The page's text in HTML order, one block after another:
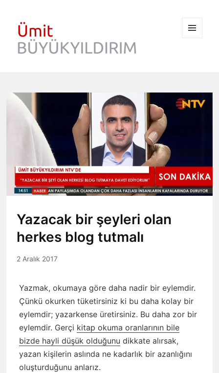
Yazacak bir şeyleri olan
herkes blog tutmalı
2 Aralık 2017
Yazmak, okumaya göre daha nadir bir eylemdir.
Çünkü okurken tüketirsiniz ki bu daha kolay bir
eylemdir; yazarkense üretirsiniz. Bu daha zor bir
eylemdir. Gerçi kitap okuma oranlarının bile
bizde hayli düşük olduğunu dikkate alırsak,
yazan kişilerin aslında ne kadarlık bir azanlığını
oluşturduğunu anlarız.